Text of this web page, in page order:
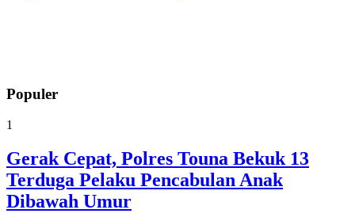
Populer
1
Gerak Cepat, Polres Touna Bekuk 13
Terduga Pelaku Pencabulan Anak
Dibawah Umur